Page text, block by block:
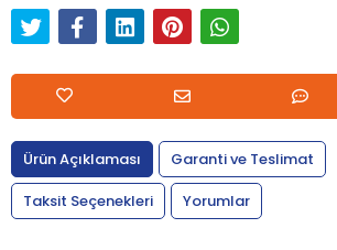
Ürün Açıklaması
Garanti ve Teslimat
Taksit Seçenekleri
Yorumlar